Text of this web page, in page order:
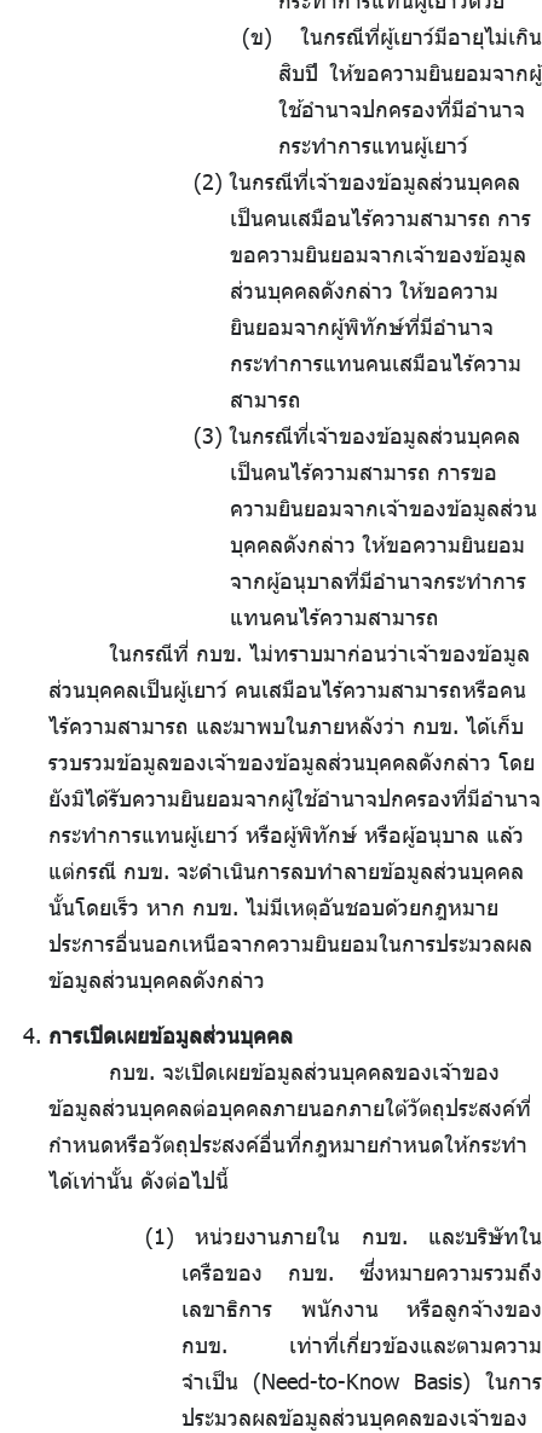
(ข) ในกรณีที่ผู้เยาว์มีอายุไม่เกิน
สิบปี ให้ขอความยินยอมจากผู้
ใช้อำนาจปกครองที่มีอำนาจ
กระทำการแทนผู้เยาว์
ในกรณีที่เจ้าของข้อมูลส่วนบุคคล
เป็นคนเสมือนไร้ความสามารถ การ
ขอความยินยอมจากเจ้าของข้อมูล
ส่วนบุคคลดังกล่าว ให้ขอความ
ยินยอมจากผู้พิทักษ์ที่มีอำนาจ
กระทำการแทนคนเสมือนไร้ความ
สามารถ
ในกรณีที่เจ้าของข้อมูลส่วนบุคคล
เป็นคนไร้ความสามารถ การขอ
ความยินยอมจากเจ้าของข้อมูลส่วน
บุคคลดังกล่าว ให้ขอความยินยอม
จากผู้อนุบาลที่มีอำนาจกระทำการ
แทนคนไร้ความสามารถ
ในกรณีที่ กบข. ไม่ทราบมาก่อนว่าเจ้าของข้อมูล
ส่วนบุคคลเป็นผู้เยาว์ คนเสมือนไร้ความสามารถหรือคน
ไร้ความสามารถ และมาพบในภายหลังว่า กบข. ได้เก็บ
รวบรวมข้อมูลของเจ้าของข้อมูลส่วนบุคคลดังกล่าว โดย
ยังมิได้รับความยินยอมจากผู้ใช้อำนาจปกครองที่มีอำนาจ
กระทำการแทนผู้เยาว์ หรือผู้พิทักษ์ หรือผู้อนุบาล แล้ว
แต่กรณี กบข. จะดำเนินการลบทำลายข้อมูลส่วนบุคคล
นั้นโดยเร็ว หาก กบข. ไม่มีเหตุอันชอบด้วยกฎหมาย
ประการอื่นนอกเหนือจากความยินยอมในการประมวลผล
ข้อมูลส่วนบุคคลดังกล่าว
การเปิดเผยข้อมูลส่วนบุคคล
กบข. จะเปิดเผยข้อมูลส่วนบุคคลของเจ้าของ
ข้อมูลส่วนบุคคลต่อบุคคลภายนอกภายใต้วัตถุประสงค์ที่
กำหนดหรือวัตถุประสงค์อื่นที่กฎหมายกำหนดให้กระทำ
ได้เท่านั้น ดังต่อไปนี้
หน่วยงานภายใน กบข. และบริษัทใน
เครือของ กบข. ซึ่งหมายความรวมถึง
เลขาธิการ พนักงาน หรือลูกจ้างของ
กบข. เท่าที่เกี่ยวข้องและตามความ
จำเป็น (Need-to-Know Basis) ในการ
ประมวลผลข้อมูลส่วนบุคคลของเจ้าของ